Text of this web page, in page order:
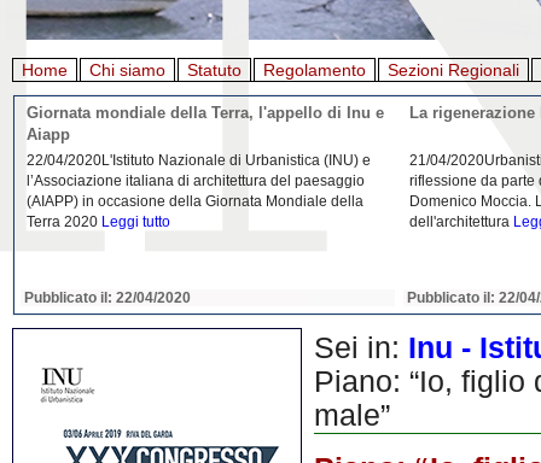
Home Chi siamo Statuto Regolamento Sezioni Regionali
Giornata mondiale della Terra, l'appello di Inu e
Aiapp
22/04/2020L'Istituto Nazionale di Urbanistica (INU) e
l’Associazione italiana di architettura del paesaggio
(AIAPP) in occasione della Giornata Mondiale della
Terra 2020 Leggi tutto
Pubblicato il: 22/04/2020
La
21/04/
riflessione da parte
Domenico Moccia.
dell'architettura
Pubblicato il: 22/
Sei in: Inu -
Piano: “Io,
male”